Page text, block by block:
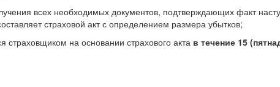
всех необходимых документов, подтверждающих факт
страховой акт с определением размера убытков;
на основании страхового акта в течение 15